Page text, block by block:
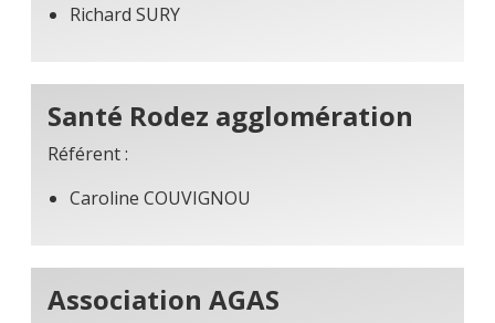
Richard SURY
Santé Rodez agglomération
Référent :
Caroline COUVIGNOU
Association AGAS